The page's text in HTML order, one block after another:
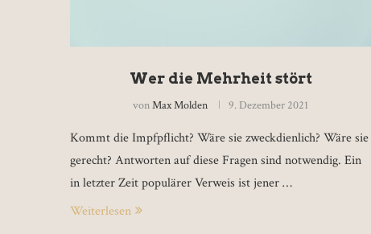
Wer die Mehrheit stört
vonMax Molden 9. Dezember 2021
Kommt die Impfpflicht? Wäre sie zweckdienlich? Wäre sie
gerecht? Antworten auf diese Fragen sind notwendig. Ein
in letzter Zeit populärer Verweis ist jener …
Weiterlesen